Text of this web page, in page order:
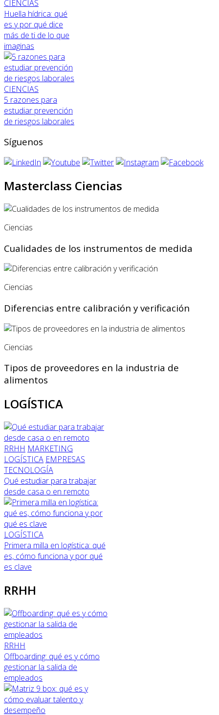
CIENCIAS
Huella hídrica: qué
es y por qué dice
más de ti de lo que
imaginas
CIENCIAS
5 razones para
estudiar prevención
de riesgos laborales
Síguenos
Masterclass Ciencias
Ciencias
Cualidades de los instrumentos de medida
Ciencias
Diferencias entre calibración y verificación
Ciencias
Tipos de proveedores en la industria de
alimentos
LOGÍSTICA
RRHH MARKETING
LOGÍSTICA EMPRESAS
TECNOLOGÍA
Qué estudiar para trabajar
desde casa o en remoto
LOGÍSTICA
Primera milla en logística: qué
es, cómo funciona y por qué
es clave
RRHH
RRHH
Offboarding: qué es y cómo
gestionar la salida de
empleados